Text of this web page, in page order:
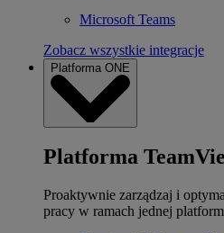
Microsoft Teams
Zobacz wszystkie integracje
Platforma ONE
Platforma
Proaktywnie zarządzaj i
pracy w ramach jednej